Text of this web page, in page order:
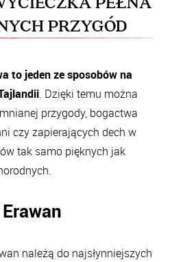
PRZYGÓD
to jeden ze sposobów na
. Dzięki temu można
przygody, bogactwa
czy zapierających dech w
tak samo pięknych jak
należą do najsłynniejszych